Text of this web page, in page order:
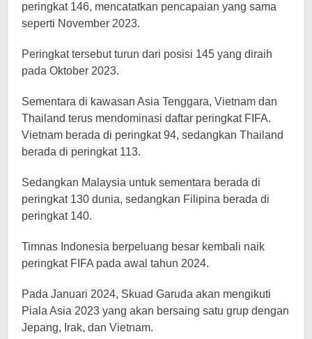
peringkat 146, mencatatkan pencapaian yang sama
seperti November 2023.
Peringkat tersebut turun dari posisi 145 yang diraih
pada Oktober 2023.
Sementara di kawasan Asia Tenggara, Vietnam dan
Thailand terus mendominasi daftar peringkat FIFA.
Vietnam berada di peringkat 94, sedangkan Thailand
berada di peringkat 113.
Sedangkan Malaysia untuk sementara berada di
peringkat 130 dunia, sedangkan Filipina berada di
peringkat 140.
Timnas Indonesia berpeluang besar kembali naik
peringkat FIFA pada awal tahun 2024.
Pada Januari 2024, Skuad Garuda akan mengikuti
Piala Asia 2023 yang akan bersaing satu grup dengan
Jepang, Irak, dan Vietnam.